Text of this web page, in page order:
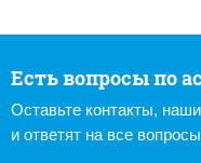
Есть вопросы по
Оставьте контакты,
и ответят на все вопросы